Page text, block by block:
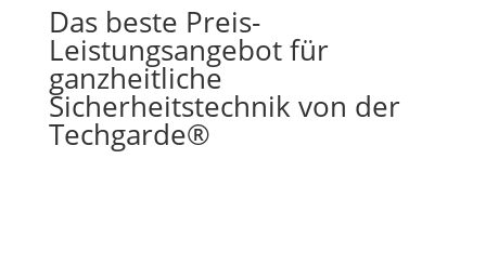
Das beste Preis-
Leistungsangebot für
ganzheitliche
Sicherheitstechnik von der
Techgarde®